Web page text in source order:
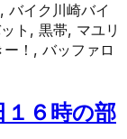
バイク川崎バイ
ト, 黒帯, マユリ
！, バッファロ
６時の部